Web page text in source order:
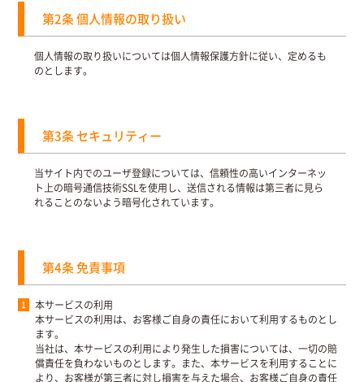
第2条 個人情報の取り扱い
個人情報の取り扱いについては個人情報保護方針に従い、定めるも
のとします。
第3条 セキュリティー
当サイト内でのユーザ登録については、信頼性の高いインターネッ
ト上の暗号通信技術SSLを使用し、送信される情報は第三者に見ら
れることのないよう暗号化されています。
第4条 免責事項
本サービスの利用
本サービスの利用は、お客様ご自身の責任において利用するものとし
ます。
当社は、本サービスの利用により発生した損害については、一切の賠
償責任を負わないものとします。また、本サービスを利用することに
より、お客様が第三者に対し損害を与えた場合、お客様ご自身の責任